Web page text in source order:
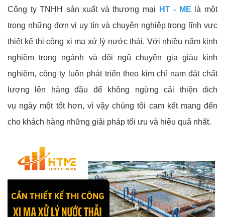
Công ty TNHH sản xuất và thương mại HT - ME là một
trong những đơn vị uy tín và chuyên nghiệp trong lĩnh vực
thiết kế thi công xi mạ xử lý nước thải. Với nhiều năm kinh
nghiệm trong ngành và đội ngũ chuyên gia giàu kinh
nghiệm, công ty luôn phát triển theo kim chỉ nam đặt chất
lượng lên hàng đầu để không ngừng cải thiện dịch
vụ ngày một tốt hơn, vì vậy chúng tôi cam kết mang đến
cho khách hàng những giải pháp tối ưu và hiệu quả nhất.